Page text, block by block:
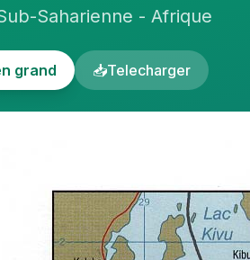
Saharienne - Afrique
grand 📥Telecharger